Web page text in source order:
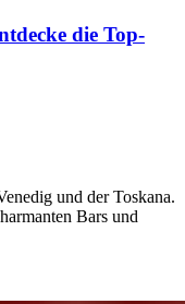
die Top-
und der Toskana.
Bars und